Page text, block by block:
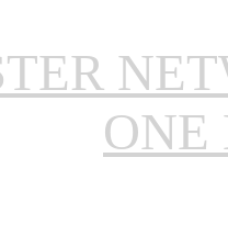
ONE